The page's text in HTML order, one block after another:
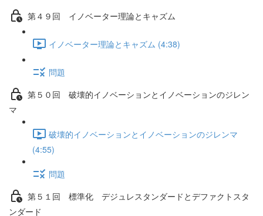
第４９回 イノベーター理論とキャズム
イノベーター理論とキャズム (4:38)
問題
第５０回 破壊的イノベーションとイノベーションのジレン
マ
破壊的イノベーションとイノベーションのジレンマ
(4:55)
問題
第５１回 標準化 デジュレスタンダードとデファクトスタ
ンダード